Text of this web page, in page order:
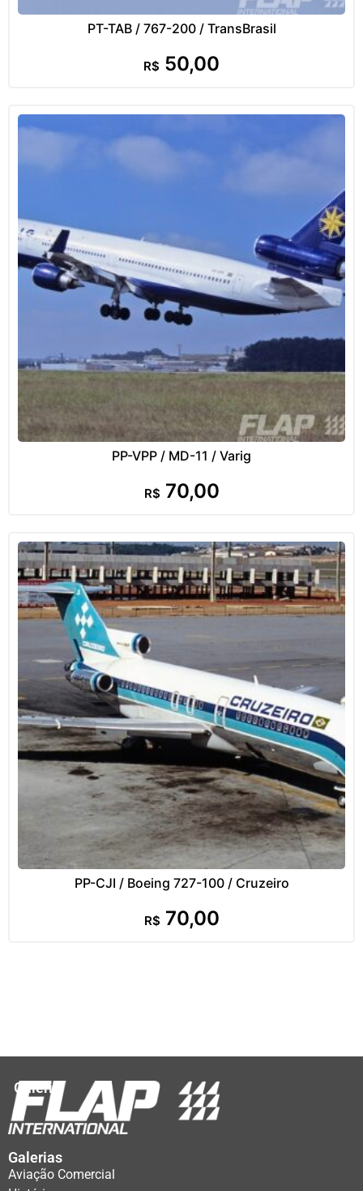
PT-TAB / 767-200 / TransBrasil
R$ 50,00
PP-VPP / MD-11 / Varig
R$ 70,00
PP-CJI / Boeing 727-100 / Cruzeiro
R$ 70,00
Galeria
Galerias
Aviação Comercial